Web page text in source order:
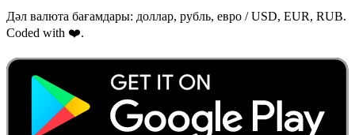
Дәл валюта бағамдары: доллар, рубль, евро / USD, EUR, RUB.
Coded with ❤️.